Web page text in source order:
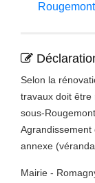
Rougemont
Selon la
travaux doit être
sous-
annexe
Mairie -